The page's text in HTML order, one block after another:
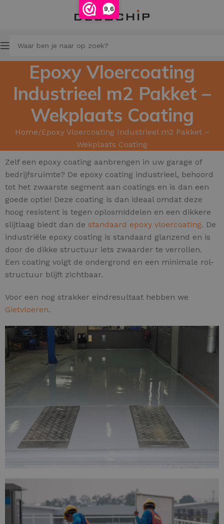
9,6
Epoxy Vloercoating
Industrieel m2 Pakket –
Wekplaats Coating
Home Epoxy Vloercoating Industrieel m2 Pakket –
Wekplaats Coating
Zelf een epoxy coating aanbrengen in uw garage of
bedrijfsruimte? De epoxy coating industrieel, behoord
tot het zwaarste segment aan coatings en is dan een
goede optie! Deze coating is dan ideaal omdat deze
hoog resistent is tegen oplosmiddelen en een dikkere
slijtlaag biedt dan de standaard epoxy vloercoating. De
industriële epoxy coating is standaard glanzend en is
door de dikke structuur iets zwaarder te verrollen.
Een coating volgt de ondergrond en een minimale rol-
structuur blijft zichtbaar.
Voor een nog strakker eindresultaat hebben we
Gietvloeren.